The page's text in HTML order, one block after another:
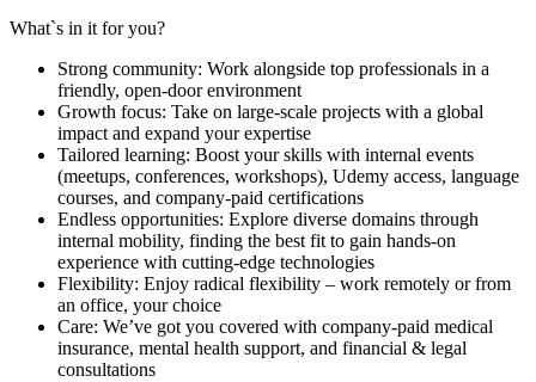
What`s in it for you?
Strong community: Work alongside top professionals in a
friendly, open-door environment
Growth focus: Take on large-scale projects with a global
impact and expand your expertise
Tailored learning: Boost your skills with internal events
(meetups, conferences, workshops), Udemy access, language
courses, and company-paid certifications
Endless opportunities: Explore diverse domains through
internal mobility, finding the best fit to gain hands-on
experience with cutting-edge technologies
Flexibility: Enjoy radical flexibility – work remotely or from
an office, your choice
Care: We’ve got you covered with company-paid medical
insurance, mental health support, and financial & legal
consultations